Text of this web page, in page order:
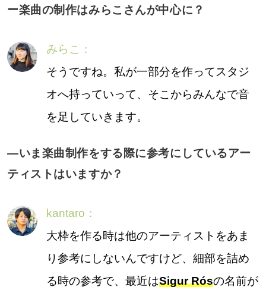
ー楽曲の制作はみらこさんが中心に？
みらこ：
そうですね。私が一部分を作ってスタジ
オへ持っていって、そこからみんなで音
を足していきます。
―いま楽曲制作をする際に参考にしているアー
ティストはいますか？
kantaro：
大枠を作る時は他のアーティストをあま
り参考にしないんですけど、細部を詰め
る時の参考で、最近はSigur Rósの名前が